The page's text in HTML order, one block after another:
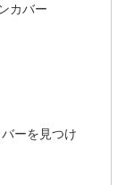
カバー
ーを見つけ